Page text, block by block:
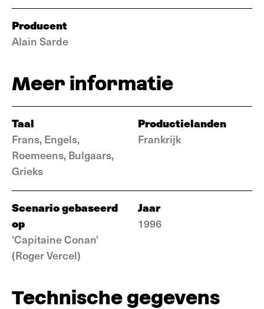
Producent
Alain Sarde
Meer informatie
Taal
Frans, Engels,
Roemeens, Bulgaars,
Grieks
Productielanden
Frankrijk
Scenario gebaseerd
op
'Capitaine Conan'
(Roger Vercel)
Jaar
1996
Technische gegevens